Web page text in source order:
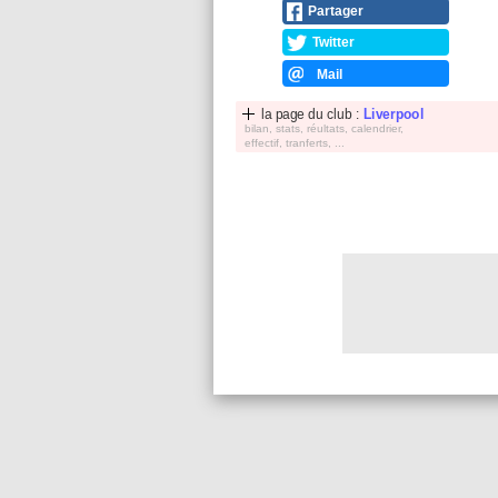
Partager
Twitter
Mail
la page du club : Liverpool
bilan, stats, réultats, calendrier,
effectif, tranferts, ...